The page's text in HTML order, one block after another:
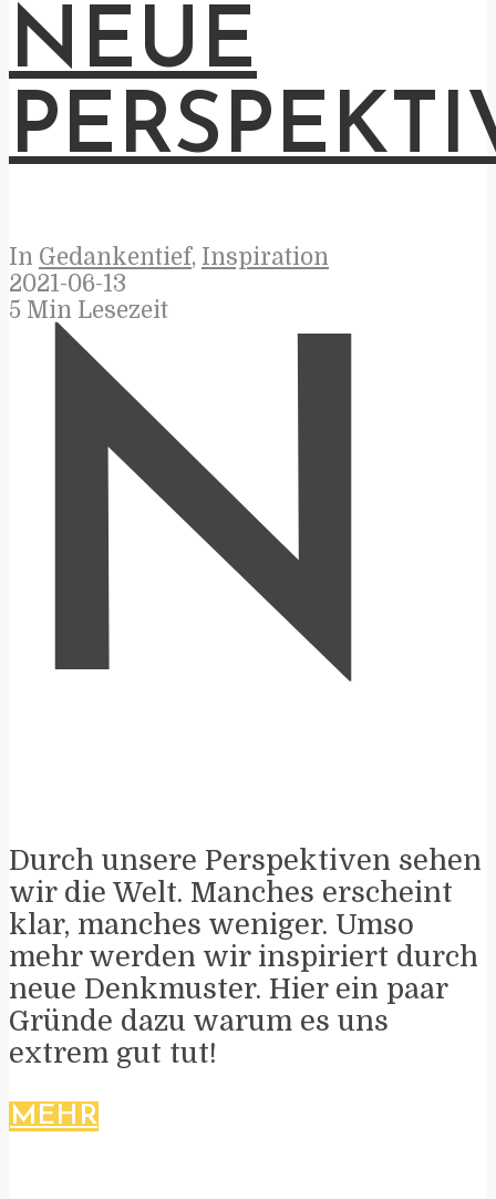
NEUE
In Gedankentief, Inspiration
2021-06-13
5 Min Lesezeit
N
Durch unsere Perspektiven sehen
wir die Welt. Manches erscheint
klar, manches weniger. Umso
mehr werden wir inspiriert durch
neue Denkmuster. Hier ein paar
Gründe dazu warum es uns
extrem gut tut!
MEHR